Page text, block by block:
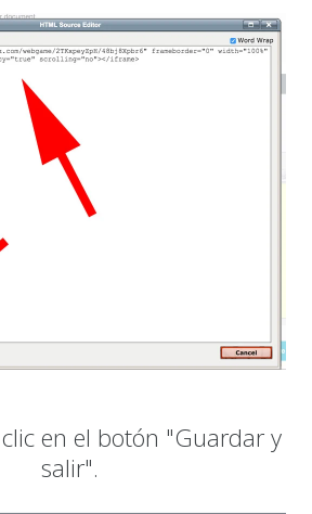
en el botón "Guardar y
salir".